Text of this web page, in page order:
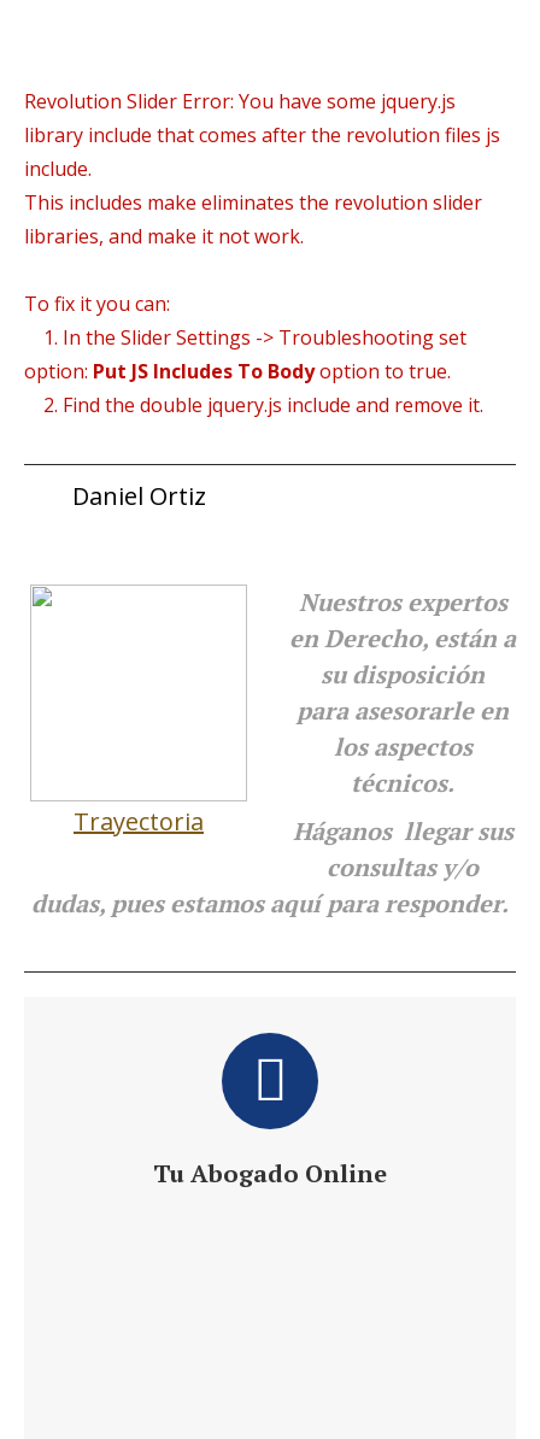
Revolution Slider Error: You have some jquery.js
library include that comes after the revolution files js
include.
This includes make eliminates the revolution slider
libraries, and make it not work.
To fix it you can:
1. In the Slider Settings -> Troubleshooting set
option: Put JS Includes To Bodyoption to true.
2. Find the double jquery.js include and remove it.
Daniel Ortiz
Trayectoria
Nuestros expertos
en Derecho, están a
su disposición
paraasesorarle en
los aspectos
técnicos.
Háganos llegar sus
consultas y/o
dudas, pues estamos aquí para responder.
Tu Abogado Online